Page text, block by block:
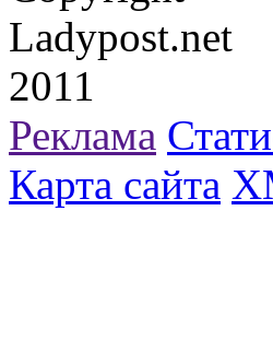
Ladypost.net
2011
Реклама
Карта сайта